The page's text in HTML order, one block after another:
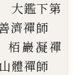
鑑下第
濟禪師
巖凝禪
體禪師